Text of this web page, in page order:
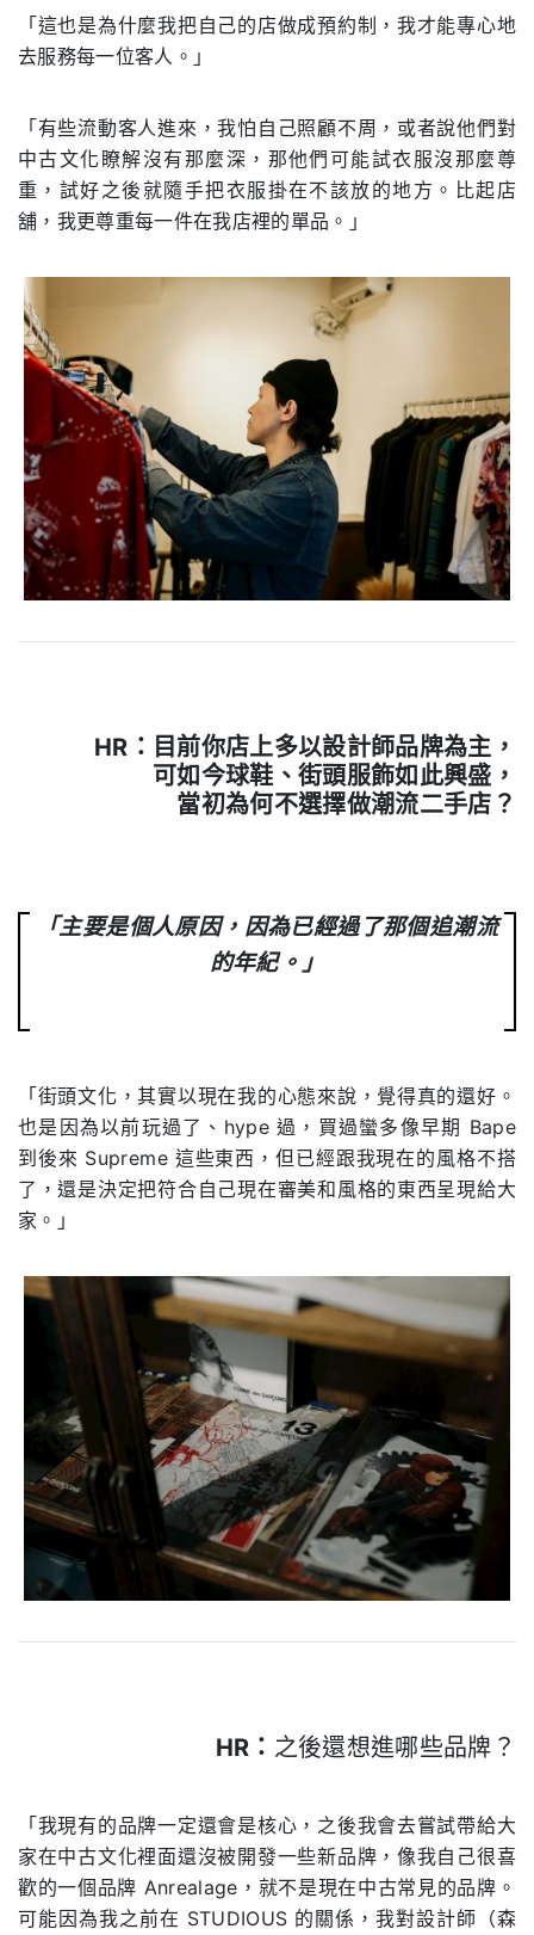
「這也是為什麼我把自己的店做成預約制，我才能專心地
去服務每一位客人。」
「有些流動客人進來，我怕自己照顧不周，或者說他們對
中古文化瞭解沒有那麼深，那他們可能試衣服沒那麼尊
重，試好之後就隨手把衣服掛在不該放的地方。比起店
舖，我更尊重每一件在我店裡的單品。」
HR： 目前你店上多以設計師品牌為主，
可如今球鞋、街頭服飾如此興盛，
當初為何不選擇做潮流二手店？
「主要是個人原因，因為已經過了那個追潮流
的年紀。」
「街頭文化，其實以現在我的心態來說，覺得真的還好。
也是因為以前玩過了、hype 過，買過蠻多像早期 Bape
到後來 Supreme 這些東西，但已經跟我現在的風格不搭
了，還是決定把符合自己現在審美和風格的東西呈現給大
家。」
HR： 之後還想進哪些品牌？
「我現有的品牌一定還會是核心，之後我會去嘗試帶給大
家在中古文化裡面還沒被開發一些新品牌，像我自己很喜
歡的一個品牌 Anrealage，就不是現在中古常見的品牌。
可能因為我之前在 STUDIOUS 的關係，我對設計師（森